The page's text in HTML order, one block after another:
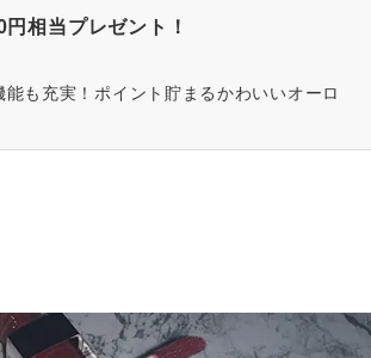
相当プレゼント！
も充実！ポイント貯まるかわいいオーロ